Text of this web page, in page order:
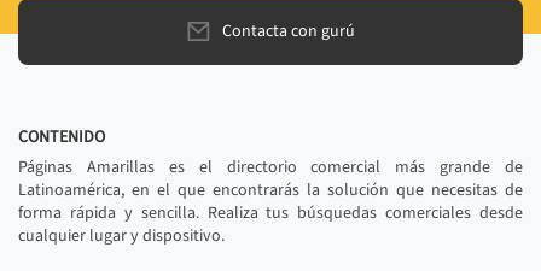
Contacta con gurú
CONTENIDO
Páginas Amarillas es el directorio comercial más grande de
Latinoamérica, en el que encontrarás la solución que necesitas de
forma rápida y sencilla. Realiza tus búsquedas comerciales desde
cualquier lugar y dispositivo.